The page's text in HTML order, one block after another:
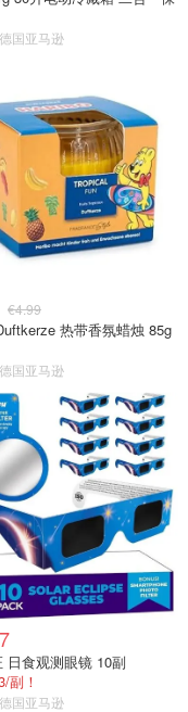
国亚马逊
€4.99
热带香氛蜡烛 85g
国亚马逊
日食观测眼镜 10副
副！
国亚马逊